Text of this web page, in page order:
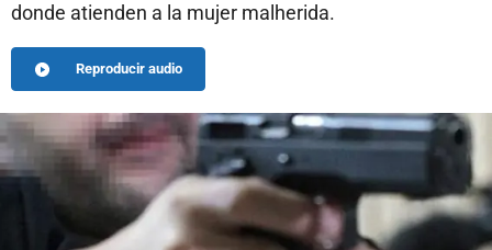
donde atienden a la mujer malherida.
Reproducir audio